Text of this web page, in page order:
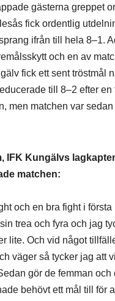
gästerna greppet
fick ordentlig
ifrån till hela 8–1.
och en av
fick ett sent tröstmål
till 8–2 efter en
men matchen var
IFK Kungälvs
matchen:
och en bra fight i första
trea och fyra och jag
lite. Och vid något
väger så tycker jag att
gör de femman och
behövt ett mål till för